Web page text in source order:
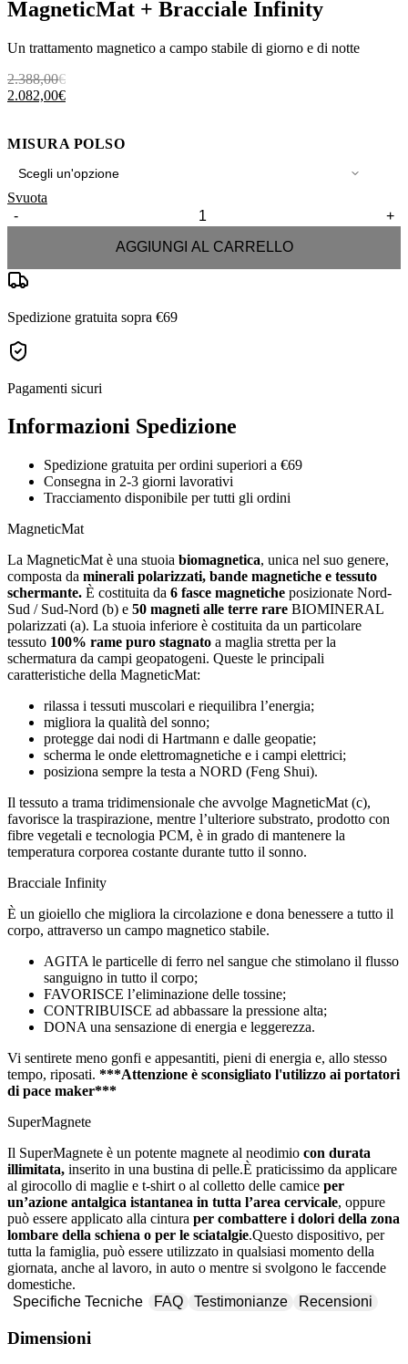
MagneticMat + Bracciale Infinity
Un trattamento magnetico a campo stabile di giorno e di notte
2.388,00€
Il
prezzo
2.388,00€.
2.082,00€
Il
prezzo
2.082,00€.
MISURA POLSO
Svuota
-
MagneticMat
Infinity
quantità
+
AGGIUNGI AL CARRELLO
Spedizione gratuita sopra €69
Pagamenti sicuri
Informazioni Spedizione
Spedizione gratuita per ordini superiori a €69
Consegna in 2-3 giorni lavorativi
Tracciamento disponibile per tutti gli ordini
MagneticMat
La MagneticMat è una stuoia biomagnetica, unica nel suo genere,
composta da minerali polarizzati, bande magnetiche e tessuto
schermante. È costituita da 6 fasce magnetiche posizionate Nord-
Sud / Sud-Nord (b) e 50 magneti alle terre rare BIOMINERAL
polarizzati (a). La stuoia inferiore è costituita da un particolare
tessuto 100% rame puro stagnato a maglia stretta per la
schermatura da campi geopatogeni. Queste le principali
caratteristiche della MagneticMat:
rilassa i tessuti muscolari e riequilibra l’energia;
migliora la qualità del sonno;
protegge dai nodi di Hartmann e dalle geopatie;
scherma le onde elettromagnetiche e i campi elettrici;
posiziona sempre la testa a NORD (Feng Shui).
Il tessuto a trama tridimensionale che avvolge MagneticMat (c),
favorisce la traspirazione, mentre l’ulteriore substrato, prodotto con
fibre vegetali e tecnologia PCM, è in grado di mantenere la
temperatura corporea costante durante tutto il sonno.
Bracciale Infinity
È un gioiello che migliora la circolazione e dona benessere a tutto il
corpo, attraverso un campo magnetico stabile.
AGITA le particelle di ferro nel sangue che stimolano il flusso
sanguigno in tutto il corpo;
FAVORISCE l’eliminazione delle tossine;
CONTRIBUISCE ad abbassare la pressione alta;
DONA una sensazione di energia e leggerezza.
Vi sentirete meno gonfi e appesantiti, pieni di energia e, allo stesso
tempo, riposati. ***Attenzione è sconsigliato l'utilizzo ai portatori
di pace maker***
SuperMagnete
Il SuperMagnete è un potente magnete al neodimio con durata
illimitata, inserito in una bustina di pelle.È praticissimo da applicare
al girocollo di maglie e t-shirt o al colletto delle camice per
un’azione antalgica istantanea in tutta l’area cervicale, oppure
può essere applicato alla cintura per combattere i dolori della zona
lombare della schiena o per le sciatalgie.Questo dispositivo, per
tutta la famiglia, può essere utilizzato in qualsiasi momento della
giornata, anche al lavoro, in auto o mentre si svolgono le faccende
domestiche.
Specifiche Tecniche
FAQ Testimonianze Recensioni
Dimensioni